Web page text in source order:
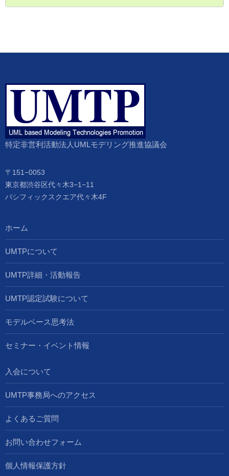
特定非営利活動法人UMLモデリング推進協議会
〒151−0053
東京都渋谷区代々木3−1−11
パシフィックスクエア代々木4F
ホーム
UMTPについて
UMTP詳細・活動報告
UMTP認定試験について
モデルベース思考法
セミナー・イベント情報
入会について
UMTP事務局へのアクセス
よくあるご質問
お問い合わせフォーム
個人情報保護方針